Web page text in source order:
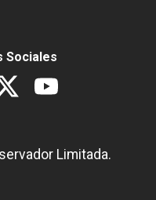
Sociales
Limitada.